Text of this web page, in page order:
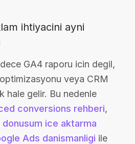
ihtiyacini ayni
GA4 raporu icin degil,
veya CRM
hale gelir. Bu nedenle
conversions rehberi,
ice aktarma
Ads danismanligi ile